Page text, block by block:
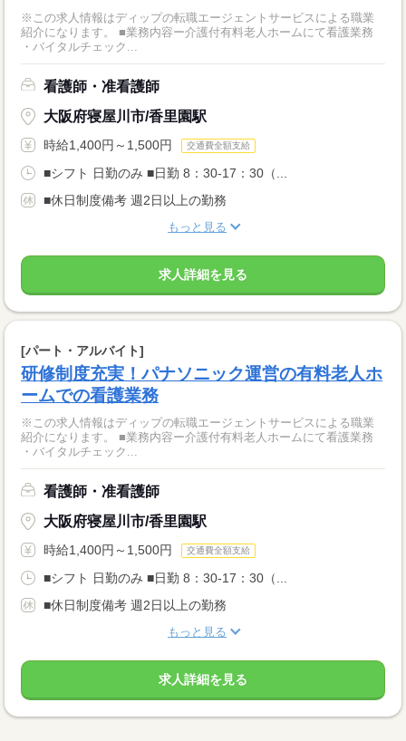
※この求人情報はディップの転職エージェントサービスによる職業
紹介になります。 ■業務内容ー介護付有料老人ホームにて看護業務
・バイタルチェック...
看護師・准看護師
大阪府寝屋川市/香里園駅
時給1,400円～1,500円 交通費全額支給
■シフト 日勤のみ ■日勤 8：30-17：30（...
■休日制度備考 週2日以上の勤務
もっと見る
求人詳細を見る
[パート・アルバイト]
研修制度充実！パナソニック運営の有料老人ホ
ームでの看護業務
※この求人情報はディップの転職エージェントサービスによる職業
紹介になります。 ■業務内容ー介護付有料老人ホームにて看護業務
・バイタルチェック...
看護師・准看護師
大阪府寝屋川市/香里園駅
時給1,400円～1,500円 交通費全額支給
■シフト 日勤のみ ■日勤 8：30-17：30（...
■休日制度備考 週2日以上の勤務
もっと見る
求人詳細を見る